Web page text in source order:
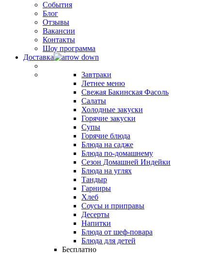
События
Блог
Отзывы
Вакансии
Контакты
Шоу программа
Доставка
Завтраки
Летнее меню
Свежая Бакинская Фасоль
Салаты
Холодные закуски
Горячие закуски
Супы
Горячие блюда
Блюда на садже
Блюда по-домашнему
Сезон Домашней Индейки
Блюда на углях
Тандыр
Гарниры
Хлеб
Соусы и приправы
Десерты
Напитки
Блюда от шеф-повара
Блюда для детей
Бесплатно